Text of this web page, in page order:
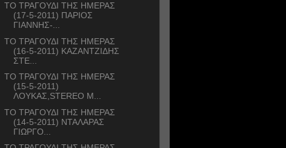
ΤΟ ΤΡΑΓΟΥΔΙ ΤΗΣ ΗΜΕΡΑΣ
(17-5-2011) ΠΑΡΙΟΣ
ΓΙΑΝΝΗΣ-...
ΤΟ ΤΡΑΓΟΥΔΙ ΤΗΣ ΗΜΕΡΑΣ
(16-5-2011) ΚΑΖΑΝΤΖΙΔΗΣ
ΣΤΕ...
ΤΟ ΤΡΑΓΟΥΔΙ ΤΗΣ ΗΜΕΡΑΣ
(15-5-2011)
ΛΟΥΚΑΣ,STEREO M...
ΤΟ ΤΡΑΓΟΥΔΙ ΤΗΣ ΗΜΕΡΑΣ
(14-5-2011) ΝΤΑΛΑΡΑΣ
ΓΙΩΡΓΟ...